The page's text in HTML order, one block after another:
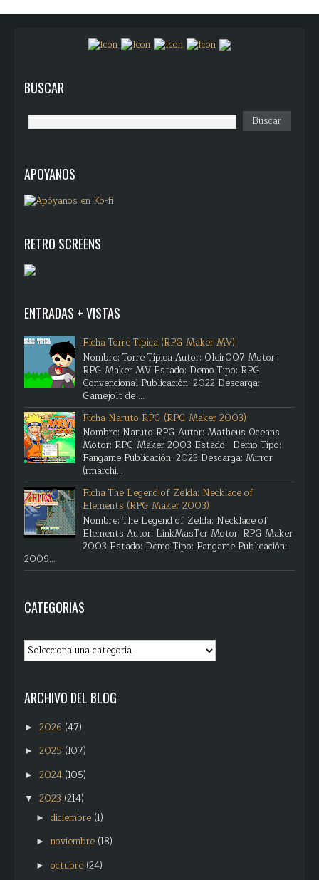
BUSCAR
APOYANOS
RETRO SCREENS
ENTRADAS + VISTAS
Ficha Torre Típica (RPG Maker MV)
Nombre: Torre Típica Autor: Oleir007 Motor:
RPG Maker MV Estado: Demo Tipo: RPG
Convencional Publicación: 2022 Descarga:
Gamejolt de ...
Ficha Naruto RPG (RPG Maker 2003)
Nombre: Naruto RPG Autor: Matheus Oceans
Motor: RPG Maker 2003 Estado: Demo Tipo:
Fangame Publicación: 2023 Descarga: Mirror
(rmarchi...
Ficha The Legend of Zelda: Necklace of
Elements (RPG Maker 2003)
Nombre: The Legend of Zelda: Necklace of
Elements Autor: LinkMasTer Motor: RPG Maker
2003 Estado: Demo Tipo: Fangame Publicación:
2009...
CATEGORIAS
ARCHIVO DEL BLOG
► 2026 (47)
► 2025 (107)
► 2024 (105)
▼ 2023 (214)
► diciembre (1)
► noviembre (18)
► octubre (24)